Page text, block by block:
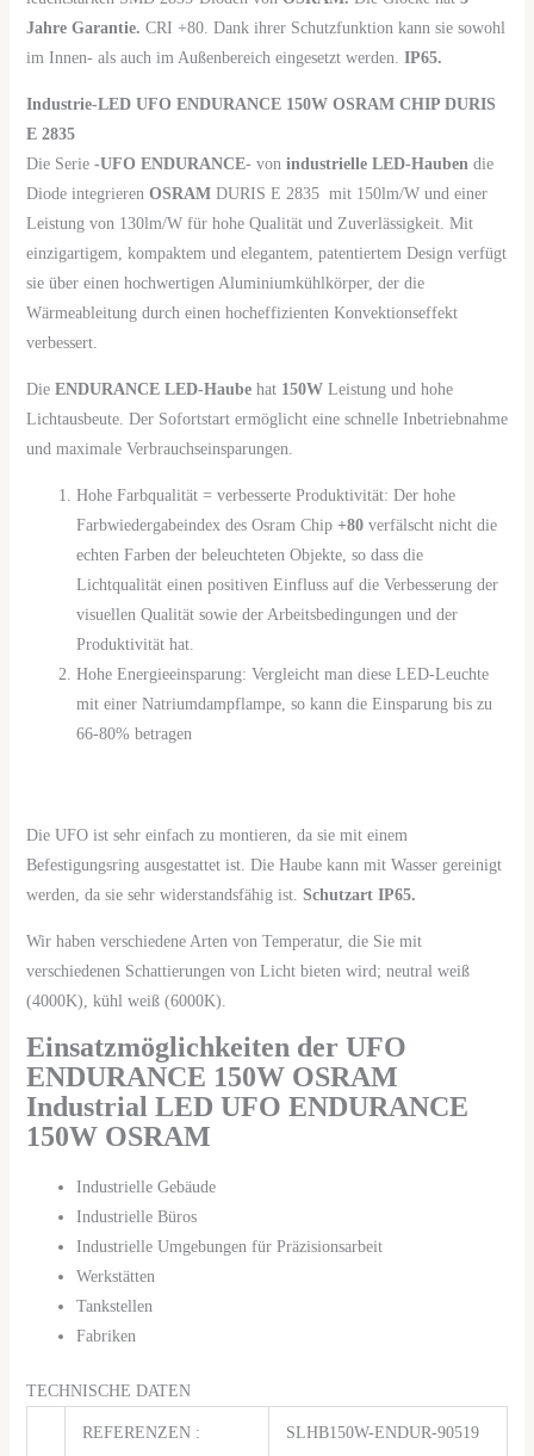
Jahre Garantie. CRI +80. Dank ihrer Schutzfunktion kann sie sowohl
im Innen- als auch im Außenbereich eingesetzt werden. IP65.
Industrie-LED UFO ENDURANCE 150W OSRAM CHIP DURIS
E 2835
Die Serie -UFO ENDURANCE- vonindustrielle LED-Haubendie
Diode integrieren OSRAM DURIS E 2835 mit 150lm/W und einer
Leistung von 130lm/W für hohe Qualität und Zuverlässigkeit. Mit
einzigartigem, kompaktem und elegantem, patentiertem Design verfügt
sie über einen hochwertigen Aluminiumkühlkörper, der die
Wärmeableitung durch einen hocheffizienten Konvektionseffekt
verbessert.
Die ENDURANCE LED-Haubehat 150WLeistung und hohe
Lichtausbeute. Der Sofortstart ermöglicht eine schnelle Inbetriebnahme
und maximale Verbrauchseinsparungen.
Hohe Farbqualität = verbesserte Produktivität: Der hohe
Farbwiedergabeindex des Osram Chip+80verfälscht nicht die
echten Farben der beleuchteten Objekte, so dass die
Lichtqualität einen positiven Einfluss auf die Verbesserung der
visuellen Qualität sowie der Arbeitsbedingungen und der
Produktivität hat.
Hohe Energieeinsparung: Vergleicht man diese LED-Leuchte
mit einer Natriumdampflampe, so kann die Einsparung bis zu
66-80% betragen
Die UFO ist sehr einfach zu montieren, da sie mit einem
Befestigungsring ausgestattet ist. Die Haube kann mit Wasser gereinigt
werden, da sie sehr widerstandsfähig ist. Schutzart IP65.
Wir haben verschiedene Arten von Temperatur, die Sie mit
verschiedenen Schattierungen von Licht bieten wird; neutral weiß
(4000K), kühl weiß (6000K).
Einsatzmöglichkeiten der UFO
ENDURANCE 150W OSRAM
Industrial LED UFO ENDURANCE
150W OSRAM
Industrielle Gebäude
Industrielle Büros
Industrielle Umgebungen für Präzisionsarbeit
Werkstätten
Tankstellen
Fabriken
TECHNISCHE DATEN
REFERENZEN : SLHB150W-ENDUR-90519